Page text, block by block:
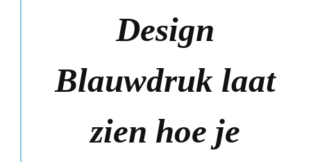
Design
Blauwdruk laat
zien hoe je